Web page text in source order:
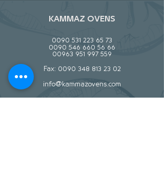
KAMMAZ OVENS
0090 531 223 65 73
0090 546 660 56 66
00963 951 997 559
Fax: 0090 348 813 23 02
info@kammazovens.com